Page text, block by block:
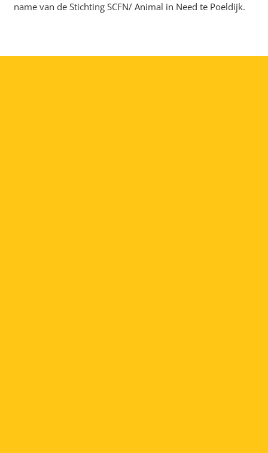
name van de Stichting SCFN/ Animal in Need te Poeldijk.